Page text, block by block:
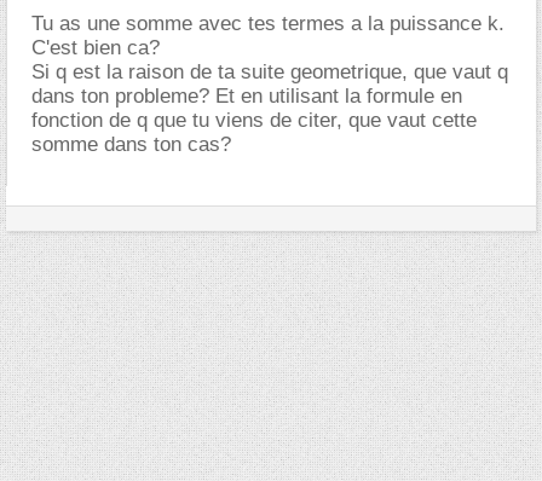
Tu as une somme avec tes termes a la puissance k.
C'est bien ca?
Si q est la raison de ta suite geometrique, que vaut q
dans ton probleme? Et en utilisant la formule en
fonction de q que tu viens de citer, que vaut cette
somme dans ton cas?